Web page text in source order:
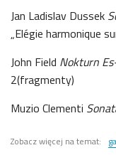
Jan Ladislav Dussek
„Elégie harmonique
John Field Nokturn
2(fragmenty)
Muzio Clementi
Zobacz więcej na temat: